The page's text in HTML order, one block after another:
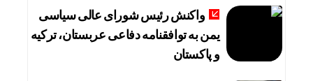
واکنش رئیس شورای عالی سیاسی
یمن به توافقنامه دفاعی عربستان، ترکیه
و پاکستان